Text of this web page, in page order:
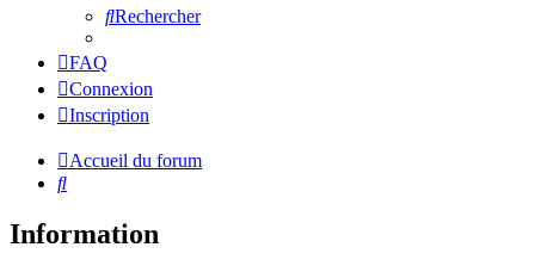
Rechercher
FAQ
Connexion
Inscription
Accueil du forum
Rechercher
Information